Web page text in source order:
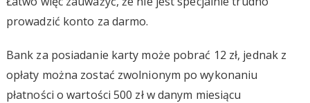
prowadzić konto za darmo.
Bank za posiadanie karty może pobrać 12 zł, jednak z
opłaty można zostać zwolnionym po wykonaniu
płatności o wartości 500 zł w danym miesiącu